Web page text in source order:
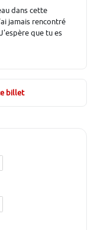
dans cette
jamais rencontré
que tu es
billet